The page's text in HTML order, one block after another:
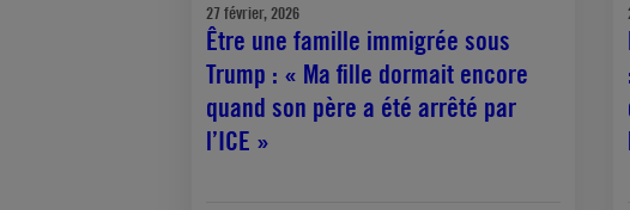
27 février, 2026
Être une famille immigrée sous
Trump : « Ma fille dormait encore
quand son père a été arrêté par
l’ICE »